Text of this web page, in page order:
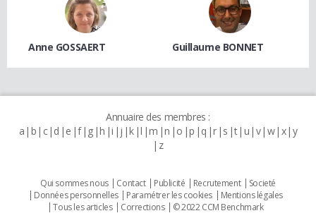
Anne GOSSAERT Guillaume BONNET
Annuaire des membres :
a b c d e f g h i j k l m n o p q r s t u v w x y
z
Qui sommes nous Contact Publicité Recrutement
Societé
Données personnelles
Paramétrer les cookies
Mentions légales
Tous les articles
Corrections © 2022 CCM Benchmark